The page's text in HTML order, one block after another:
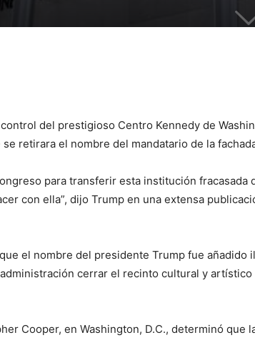
del prestigioso Centro Kennedy de
retirara el nombre del mandatario de la
para transferir esta institución fracasada
con ella”, dijo Trump en una extensa
el nombre del presidente Trump fue añadido
cerrar el recinto cultural y
Cooper, en Washington, D.C., determinó que